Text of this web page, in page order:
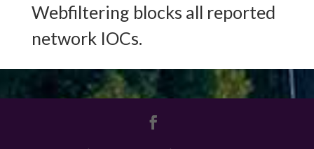
Webfiltering blocks all reported
network IOCs.